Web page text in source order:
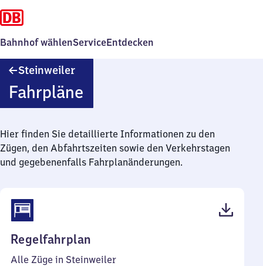
Bahnhof wählenServiceEntdecken
Steinweiler
Fahrpläne
Hier finden Sie detaillierte Informationen zu den
Zügen, den Abfahrtszeiten sowie den Verkehrstagen
und gegebenenfalls Fahrplanänderungen.
Regelfahrplan
41
Alle Züge in Steinweiler